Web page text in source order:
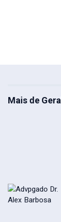
Mais de Geral